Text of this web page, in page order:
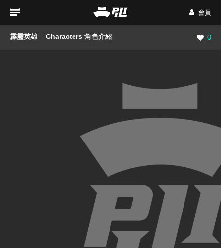
會員
霹靂英雄 Characters 角色介紹 瀏覽
0